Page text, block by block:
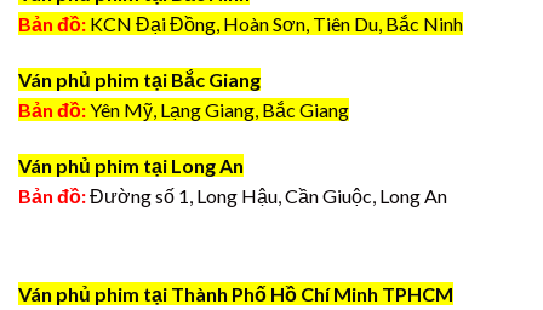
Bản đồ: KCN Đại Đồng, Hoàn Sơn, Tiên Du, Bắc Ninh
Ván phủ phim tại Bắc Giang
Bản đồ:Yên Mỹ, Lạng Giang, Bắc Giang
Ván phủ phim tại Long An
Bản đồ:Đường số 1, Long Hậu, Cần Giuộc, Long An
Ván phủ phim tại Thành Phố Hồ Chí Minh TPHCM